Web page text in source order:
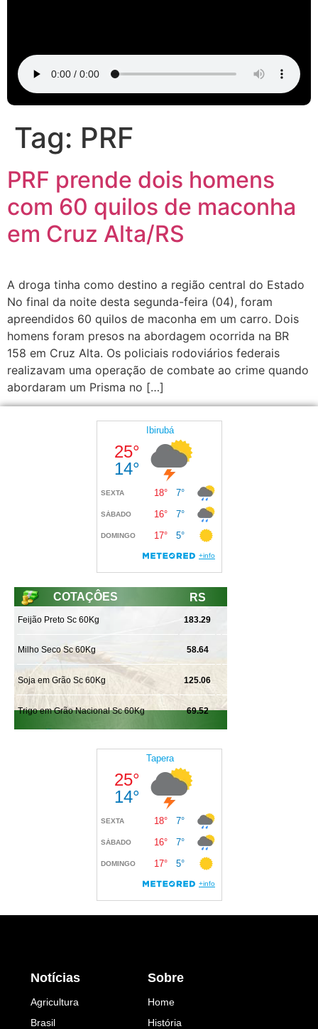
Tag: PRF
PRF prende dois homens
com 60 quilos de maconha
em Cruz Alta/RS
A droga tinha como destino a região central do Estado
No final da noite desta segunda-feira (04), foram
apreendidos 60 quilos de maconha em um carro. Dois
homens foram presos na abordagem ocorrida na BR
158 em Cruz Alta. Os policiais rodoviários federais
realizavam uma operação de combate ao crime quando
abordaram um Prisma no […]
Notícias
Agricultura
Brasil
Sobre
Home
História